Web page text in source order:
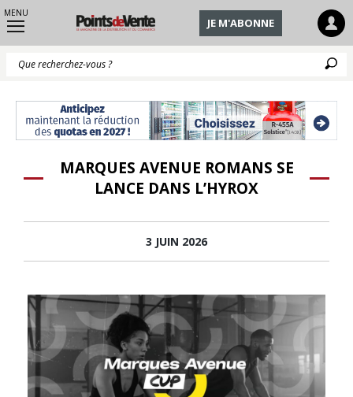
MENU
JE M'ABONNE
MARQUES AVENUE ROMANS SE
LANCE DANS L’HYROX
3 JUIN 2026